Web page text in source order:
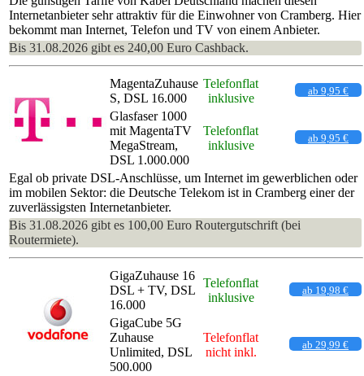
Internetanbieter sehr attraktiv für die Einwohner von Cramberg. Hier
bekommt man Internet, Telefon und TV von einem Anbieter.
Bis 31.08.2026 gibt es 240,00 Euro Cashback.
MagentaZuhause
S, DSL 16.000
Telefonflat
inklusive
ab 9,95 €
Glasfaser 1000
mit MagentaTV
MegaStream,
DSL 1.000.000
Telefonflat
inklusive
ab 9,95 €
Egal ob private DSL-Anschlüsse, um Internet im gewerblichen oder
im mobilen Sektor: die Deutsche Telekom ist in Cramberg einer der
zuverlässigsten Internetanbieter.
Bis 31.08.2026 gibt es 100,00 Euro Routergutschrift (bei
Routermiete).
GigaZuhause 16
DSL + TV, DSL
16.000
Telefonflat
inklusive
ab 19,98 €
GigaCube 5G
Zuhause
Unlimited, DSL
500.000
Telefonflat
nicht inkl.
ab 29,99 €